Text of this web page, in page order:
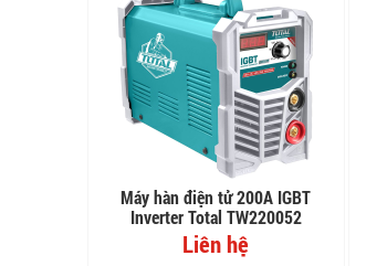
Máy hàn điện tử 200A IGBT
Inverter Total TW220052
Liên hệ